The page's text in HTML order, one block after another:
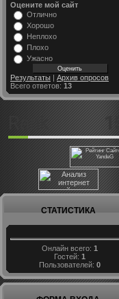
Оцените мой сайт
Отлично
Хорошо
Неплохо
Плохо
Ужасно
Результаты | Архив опросов
Всего ответов: 13
СТАТИСТИКА
Онлайн всего:1
Гостей:1
Пользователей:0